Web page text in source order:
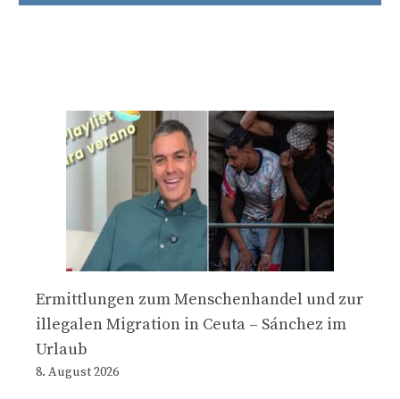
Ermittlungen zum Menschenhandel und zur
illegalen Migration in Ceuta – Sánchez im
Urlaub
8. August 2026